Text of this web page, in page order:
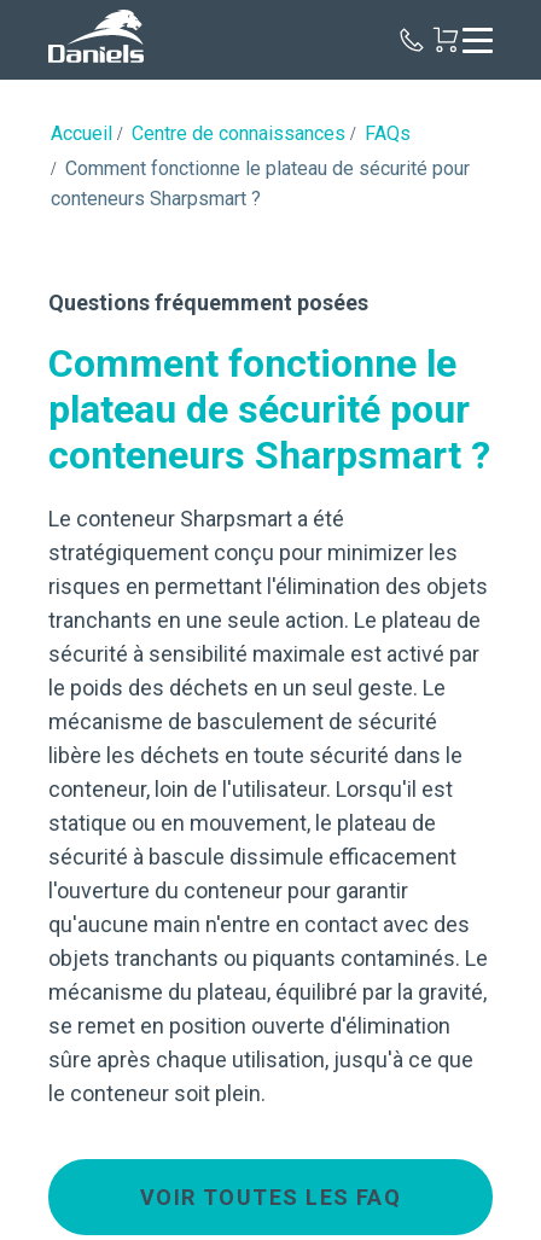
Accueil Centre de connaissances
FAQs
Comment fonctionne le plateau de sécurité pour
conteneurs Sharpsmart ?
Questions fréquemment posées
Comment fonctionne le
plateau de sécurité pour
conteneurs Sharpsmart ?
Le conteneur Sharpsmart a été
stratégiquement conçu pour minimizer les
risques en permettant l'élimination des objets
tranchants en une seule action. Le plateau de
sécurité à sensibilité maximale est activé par
le poids des déchets en un seul geste. Le
mécanisme de basculement de sécurité
libère les déchets en toute sécurité dans le
conteneur, loin de l'utilisateur. Lorsqu'il est
statique ou en mouvement, le plateau de
sécurité à bascule dissimule efficacement
l'ouverture du conteneur pour garantir
qu'aucune main n'entre en contact avec des
objets tranchants ou piquants contaminés. Le
mécanisme du plateau, équilibré par la gravité,
se remet en position ouverte d'élimination
sûre après chaque utilisation, jusqu'à ce que
le conteneur soit plein.
VOIR TOUTES LES FAQ